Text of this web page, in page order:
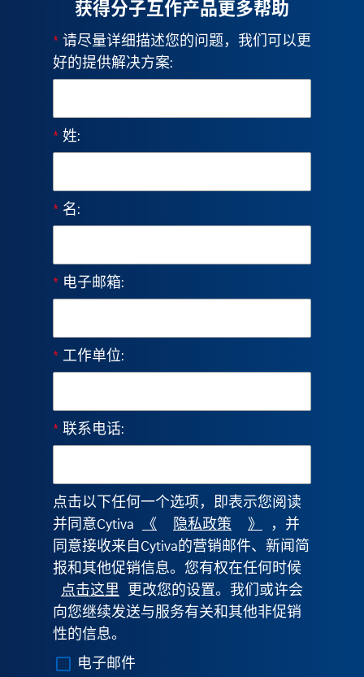
获得分子互作产品更多帮助
* 请尽量详细描述您的问题，我们可以更
好的提供解决方案:
* 姓:
* 名:
* 电子邮箱:
* 工作单位:
* 联系电话:
点击以下任何一个选项，即表示您阅读
并同意Cytiva
《 隐私政策 》
，并
同意接收来自Cytiva的营销邮件、新闻简
报和其他促销信息。您有权在任何时候
点击这里
更改您的设置。我们或许会
向您继续发送与服务有关和其他非促销
性的信息。
电子邮件